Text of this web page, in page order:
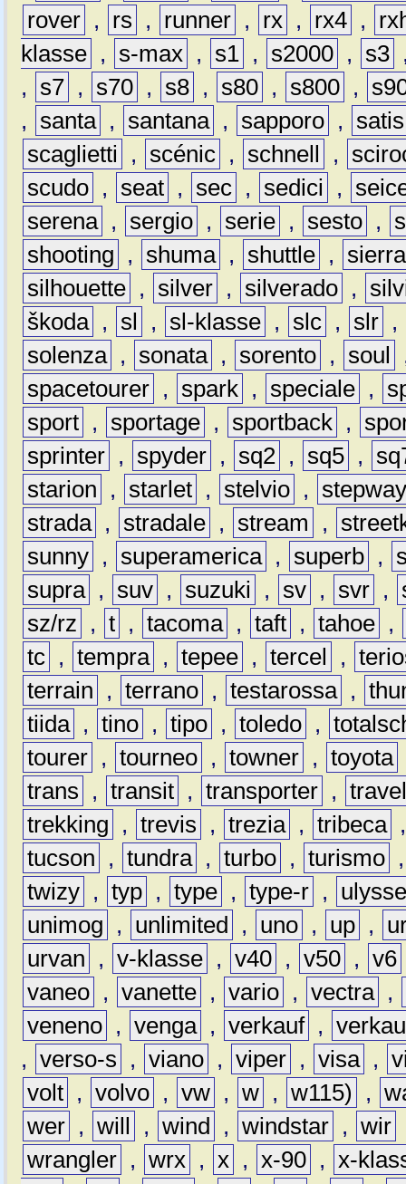
rover , rs , runner , rx , rx4 ,
klasse , s-max , s1 , s2000 , s3
,
s7 , s70 , s8 , s80 , s800 ,
,
santa , santana , sapporo ,
satis
scaglietti
, scénic , schnell ,
scudo , seat , sec , sedici ,
serena , sergio , serie , sesto ,
shooting
, shuma , shuttle ,
sierra
silhouette , silver , silverado ,
škoda , sl , sl-klasse , slc , slr ,
solenza , sonata , sorento , soul
spacetourer , spark , speciale ,
sport , sportage , sportback ,
sprinter , spyder , sq2 , sq5 ,
starion
, starlet , stelvio ,
strada , stradale , stream ,
sunny , superamerica , superb ,
supra , suv , suzuki , sv , svr ,
sz/rz
, t , tacoma , taft , tahoe ,
tc , tempra , tepee , tercel ,
terrain
, terrano , testarossa ,
tiida , tino , tipo , toledo ,
tourer , tourneo , towner , toyota
trans
, transit , transporter ,
trekking
, trevis , trezia , tribeca
tucson
, tundra , turbo , turismo
twizy , typ , type , type-r ,
unimog
, unlimited , uno , up ,
urvan
, v-klasse , v40 , v50 , v6
vaneo , vanette , vario , vectra ,
veneno , venga , verkauf ,
, verso-s , viano , viper , visa ,
volt , volvo , vw , w , w115) ,
wer , will , wind , windstar , wir
wrangler , wrx , x , x-90 , x-